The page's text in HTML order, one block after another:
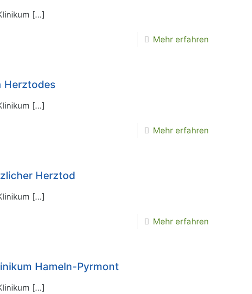
[…]
Mehr erfahren
Herztodes
[…]
Mehr erfahren
Herztod
[…]
Mehr erfahren
Hameln-Pyrmont
[…]